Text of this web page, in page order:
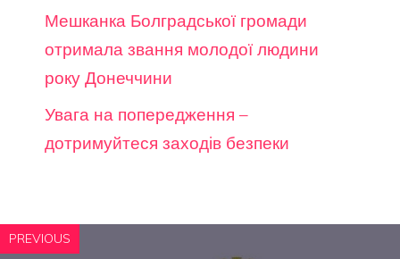
Мешканка Болградської громади
отримала звання молодої людини
року Донеччини
Увага на попередження –
дотримуйтеся заходів безпеки
PREVIOUS